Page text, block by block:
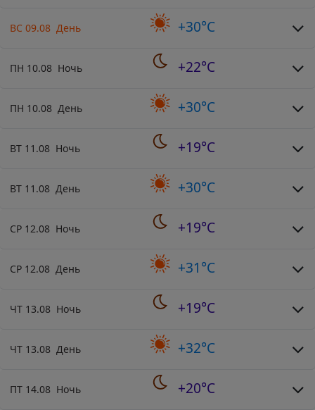
ВС 09.08 День +30°C
ПН 10.08 Ночь +22°C
ПН 10.08 День +30°C
ВТ 11.08 Ночь +19°C
ВТ 11.08 День +30°C
СР 12.08 Ночь +19°C
СР 12.08 День +31°C
ЧТ 13.08 Ночь +19°C
ЧТ 13.08 День +32°C
ПТ 14.08 Ночь +20°C